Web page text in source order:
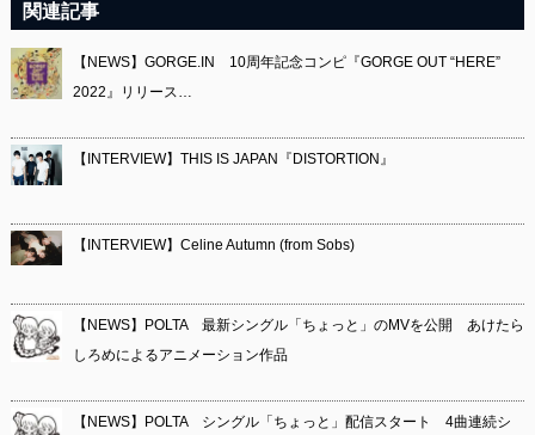
関連記事
【NEWS】GORGE.IN 10周年記念コンピ『GORGE OUT “HERE”
2022』リリース…
【INTERVIEW】THIS IS JAPAN『DISTORTION』
【INTERVIEW】Celine Autumn (from Sobs)
【NEWS】POLTA 最新シングル「ちょっと」のMVを公開 あけたら
しろめによるアニメーション作品
【NEWS】POLTA シングル「ちょっと」配信スタート 4曲連続シ